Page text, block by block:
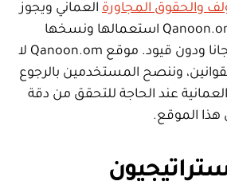
والحقوق المجاورة العماني ويجوز
لمستخدمي موقع Qanoon.om استعمالها ونسخها
ونشرها وترجمتها مجانا ودون قيود. موقع Qanoon.om لا
وننصح المستخدمين بالرجوع
عند الحاجة للتحقق من دقة
هذا الموقع.